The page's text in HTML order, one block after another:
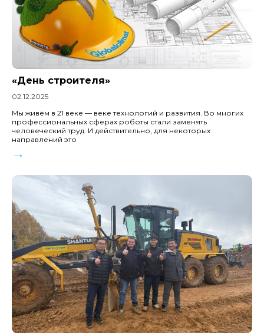
«День строителя»
02.12.2025
Мы живём в 21 веке — веке технологий и развития. Во многих
профессиональных сферах роботы стали заменять
человеческий труд. И действительно, для некоторых
направлений это
→